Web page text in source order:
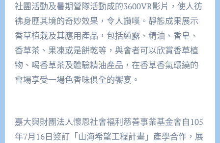
社團活動及暑期營隊活動成的3600VR影片，使人彷
彿身歷其境的奇妙效果，令人讚嘆。靜態成果展示
香草植栽及其應用產品，包括純露、精油、香皂、
香草茶、果凍或是餅乾等，與會者可以欣賞香草植
物、喝香草茶及體驗精油產品，在香草香氣環繞的
會場享受一場色香味俱全的饗宴。
嘉大與財團法人懷恩社會褔利慈善事業基金會自105
年7月16日簽訂「山海希望工程計畫」產學合作，展